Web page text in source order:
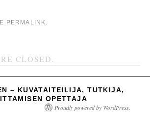
PERMALINK
CLOSED.
– KUVATAITEILIJA, TUTKIJA,
OPETTAJA
Proudly powered by WordPress.